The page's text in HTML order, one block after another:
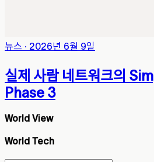
뉴스 · 2026년 6월 9일
실제 사람 네트워크의
Phase 3
World View
World Tech